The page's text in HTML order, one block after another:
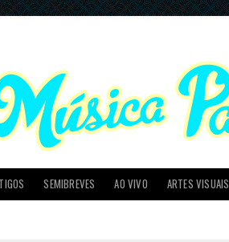
SEMIBREVES AO VIVO ARTES VISUAIS